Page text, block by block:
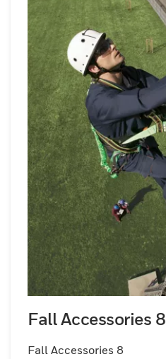
Fall Accessories 8
Fall Accessories 8